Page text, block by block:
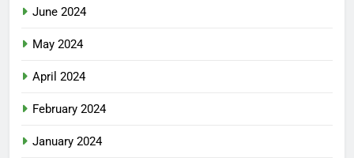
June 2024
May 2024
April 2024
February 2024
January 2024